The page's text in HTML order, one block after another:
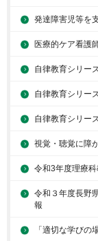
発達障害児等を
医療的ケア看護
自律教育シリー
自律教育シリー
自律教育シリー
視覚・聴覚に障
令和3年度理療
令和３年度長野
報
「適切な学びの